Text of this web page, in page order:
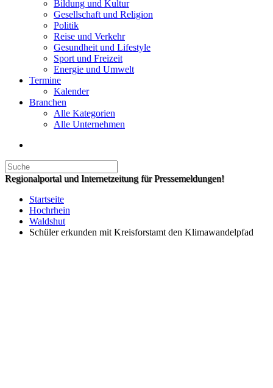
Bildung und Kultur
Gesellschaft und Religion
Politik
Reise und Verkehr
Gesundheit und Lifestyle
Sport und Freizeit
Energie und Umwelt
Termine
Kalender
Branchen
Alle Kategorien
Alle Unternehmen
Regionalportal und Internetzeitung für Pressemeldungen!
Startseite
Hochrhein
Waldshut
Schüler erkunden mit Kreisforstamt den Klimawandelpfad